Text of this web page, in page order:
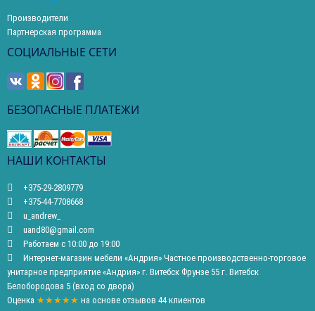
Производители
Партнерская программа
СОЦИАЛЬНЫЕ СЕТИ
БЕЗОПАСНЫЕ ПЛАТЕЖИ
НАШИ КОНТАКТЫ
+375-29-2809779
+375-44-7708668
u_andrew_
uand80@gmail.com
Работаем с 10:00 до 19:00
Интернет-магазин мебели «Андрия» Частное производственно-торговое
унитарное предприятие «Андрия» г. Витебск Фрунзе 55 г. Витебск
Белобородова 5 (вход со двора)
Оценка ★★★★★ на основе отзывов 44 клиентов